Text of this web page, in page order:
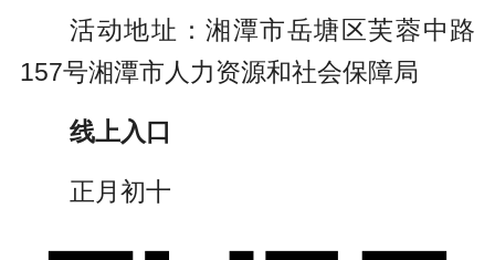
活动地址：湘潭市岳塘区芙蓉中路
157号湘潭市人力资源和社会保障局
线上入口
正月初十